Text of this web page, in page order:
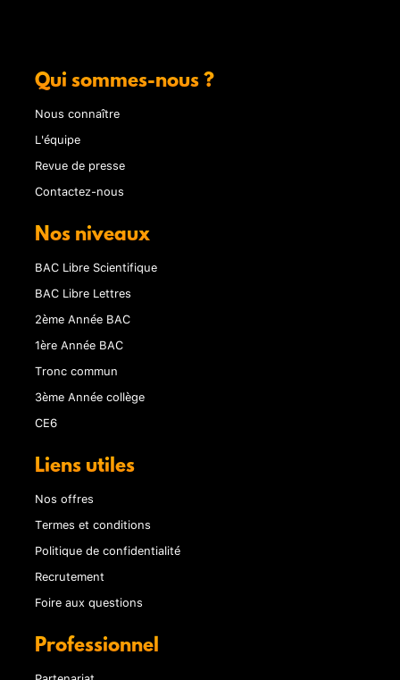
Qui sommes-nous ?
Nous connaître
L'équipe
Revue de presse
Contactez-nous
Nos niveaux
BAC Libre Scientifique
BAC Libre Lettres
2ème Année BAC
1ère Année BAC
Tronc commun
3ème Année collège
CE6
Liens utiles
Nos offres
Termes et conditions
Politique de confidentialité
Recrutement
Foire aux questions
Professionnel